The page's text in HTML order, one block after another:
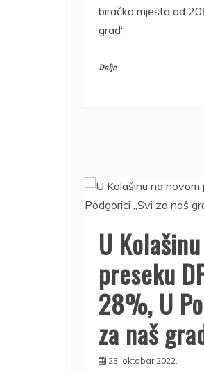
biračka mjesta od
grad“
Dalje
U
preseku
28%, U
za naš
23. oktobar 2022.